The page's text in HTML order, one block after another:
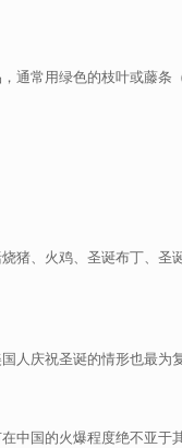
通常用绿色的枝叶或藤条
猪、火鸡、圣诞布丁、
人庆祝圣诞的情形也最
中国的火爆程度绝不亚